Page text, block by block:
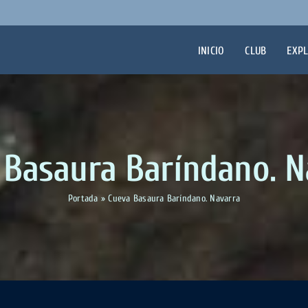
INICIO CLUB
Baríndano.
Portada »Cueva Basaura Baríndano. Navarra